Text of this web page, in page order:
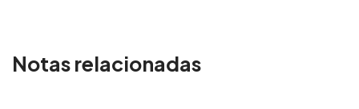
Notas relacionadas